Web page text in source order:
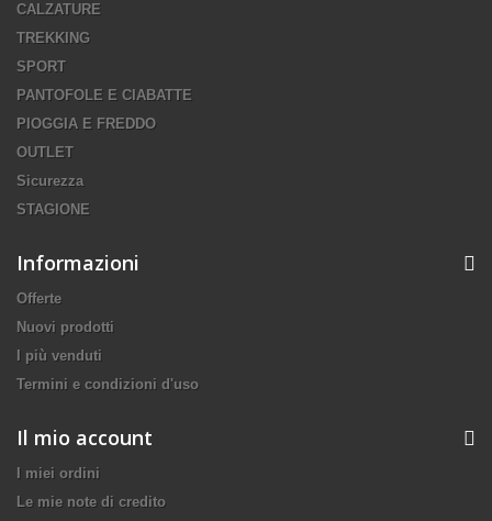
CALZATURE
TREKKING
SPORT
PANTOFOLE E CIABATTE
PIOGGIA E FREDDO
OUTLET
Sicurezza
STAGIONE
Informazioni
Offerte
Nuovi prodotti
I più venduti
Termini e condizioni d'uso
Il mio account
I miei ordini
Le mie note di credito